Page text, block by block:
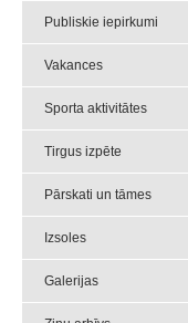
Publiskie iepirkumi
Vakances
Sporta aktivitātes
Tirgus izpēte
Pārskati un tāmes
Izsoles
Galerijas